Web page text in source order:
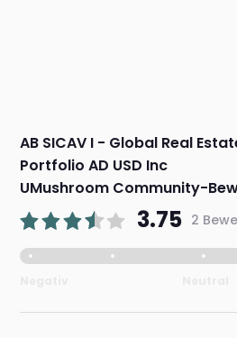
AB SICAV I - Global Real
Portfolio AD USD Inc
UMushroom Community-
3.75 2